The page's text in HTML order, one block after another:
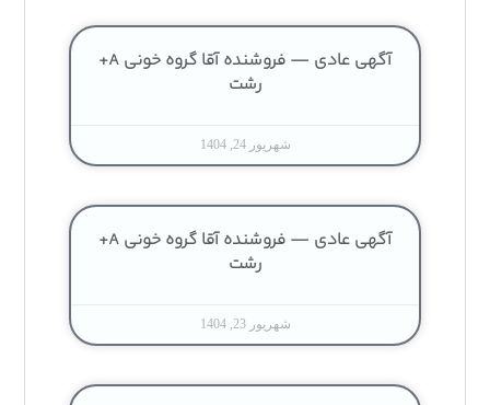
آگهی عادی — فروشنده آقا گروه خونی A+
رشت
شهریور 24, 1404
آگهی عادی — فروشنده آقا گروه خونی A+
رشت
شهریور 23, 1404